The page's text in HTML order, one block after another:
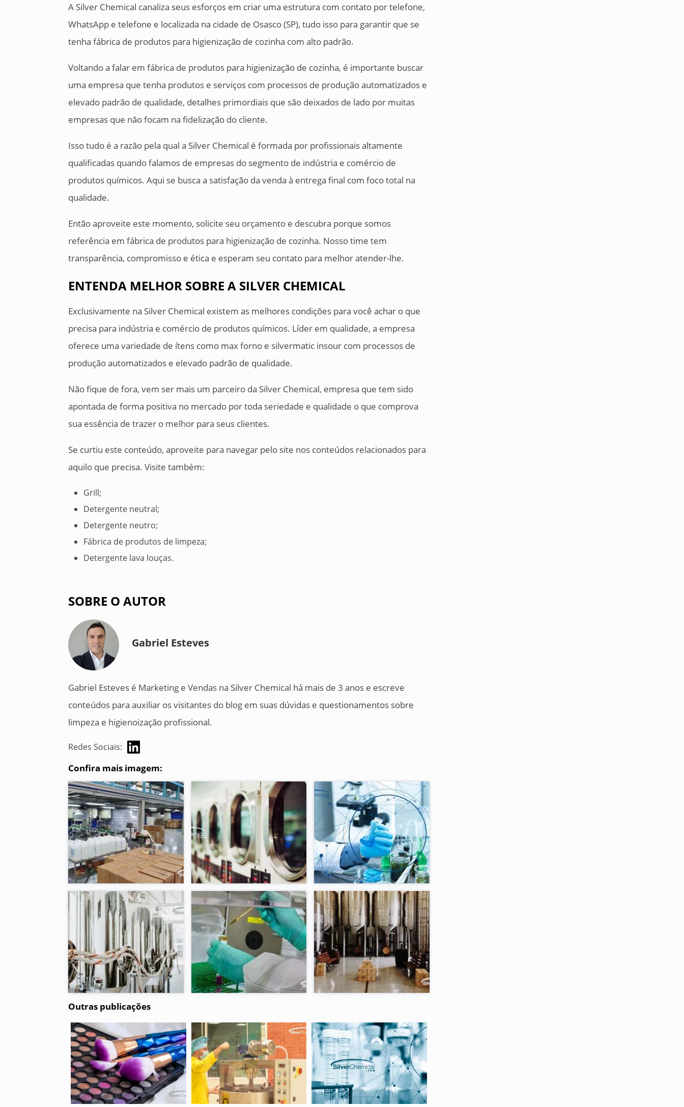
A Silver Chemical canaliza seus esforços em criar uma estrutura com contato por telefone,
WhatsApp e telefone e localizada na cidade de Osasco (SP), tudo isso para garantir que se
tenha fábrica de produtos para higienização de cozinha com alto padrão.
Voltando a falar em fábrica de produtos para higienização de cozinha, é importante buscar
uma empresa que tenha produtos e serviços com processos de produção automatizados e
elevado padrão de qualidade, detalhes primordiais que são deixados de lado por muitas
empresas que não focam na fidelização do cliente.
Isso tudo é a razão pela qual a Silver Chemical é formada por profissionais altamente
qualificadas quando falamos de empresas do segmento de indústria e comércio de
produtos químicos. Aqui se busca a satisfação da venda à entrega final com foco total na
qualidade.
Então aproveite este momento, solicite seu orçamento e descubra porque somos
referência em fábrica de produtos para higienização de cozinha. Nosso time tem
transparência, compromisso e ética e esperam seu contato para melhor atender-lhe.
ENTENDA MELHOR SOBRE A SILVER CHEMICAL
Exclusivamente na Silver Chemical existem as melhores condições para você achar o que
precisa para indústria e comércio de produtos químicos. Líder em qualidade, a empresa
oferece uma variedade de ítens como max forno e silvermatic insour com processos de
produção automatizados e elevado padrão de qualidade.
Não fique de fora, vem ser mais um parceiro da Silver Chemical, empresa que tem sido
apontada de forma positiva no mercado por toda seriedade e qualidade o que comprova
sua essência de trazer o melhor para seus clientes.
Se curtiu este conteúdo, aproveite para navegar pelo site nos conteúdos relacionados para
aquilo que precisa. Visite também:
Grill;
Detergente neutral;
Detergente neutro;
Fábrica de produtos de limpeza;
Detergente lava louças.
SOBRE O AUTOR
Gabriel Esteves
Gabriel Esteves é Marketing e Vendas na Silver Chemical há mais de 3 anos e escreve
conteúdos para auxiliar os visitantes do blog em suas dúvidas e questionamentos sobre
limpeza e higienoização profissional.
Redes Sociais:
Confira mais imagem:
Outras publicações